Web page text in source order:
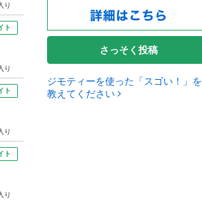
り
ト
り
ト
り
ト
り
さっそく投稿
ジモティーを使った「スゴい！」を
教えてください